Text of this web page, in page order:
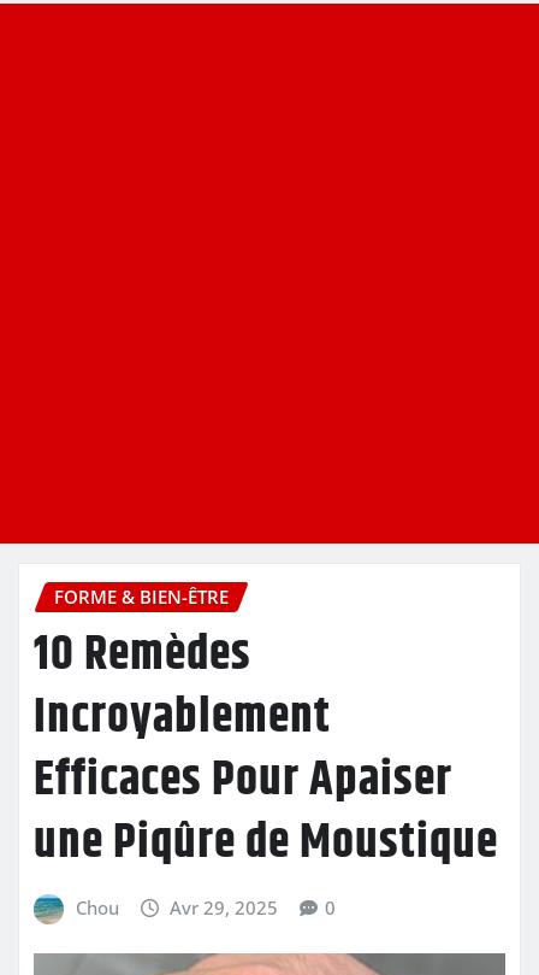
FORME & BIEN-ÊTRE
10 Remèdes
Incroyablement
Efficaces Pour Apaiser
une Piqûre de Moustique
Chou Avr 29, 2025 0